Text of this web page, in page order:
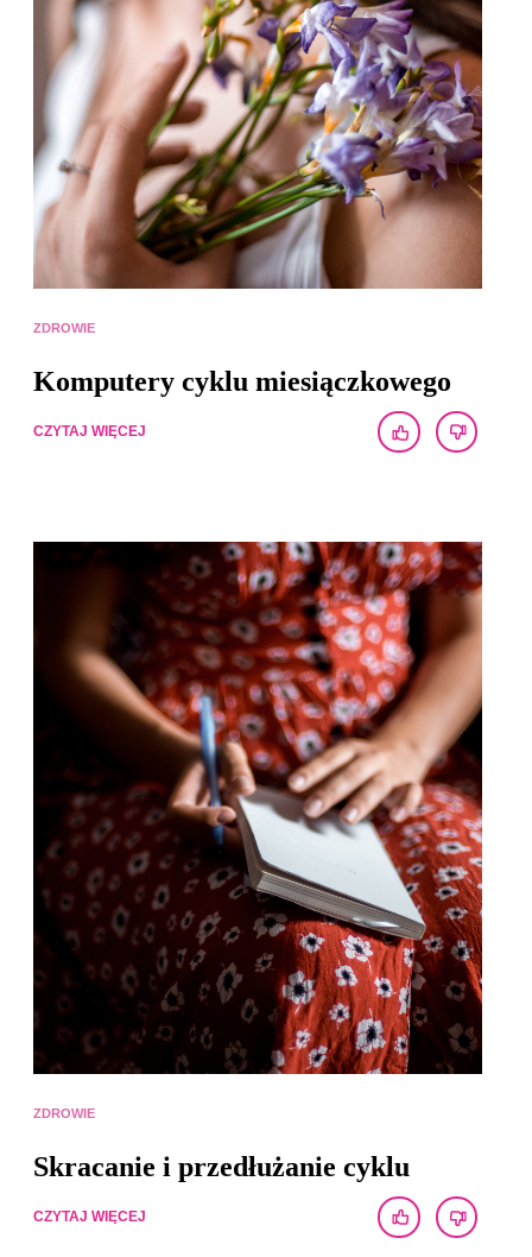
ZDROWIE
Komputery cyklu miesiączkowego
CZYTAJ WIĘCEJ
ZDROWIE
Skracanie i przedłużanie cyklu
CZYTAJ WIĘCEJ